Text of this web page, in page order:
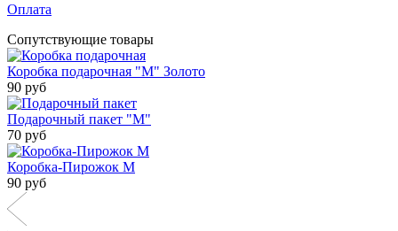
Оплата
Сопутствующие товары
Коробка подарочная "М" Золото
90 руб
Подарочный пакет "М"
70 руб
Коробка-Пирожок М
90 руб